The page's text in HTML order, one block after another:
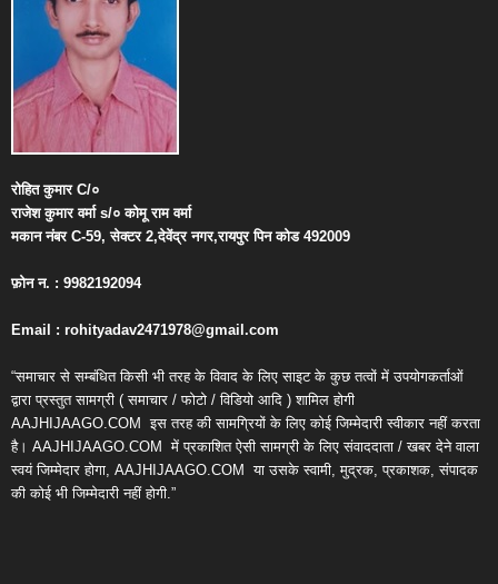
रोहित कुमारC/०
राजेश कुमार वर्माs/० कोमू राम वर्मा
मकान नंबरC-59,सेक्टर2,देवेंद्र नगर,रायपुर पिन कोड492009
फ़ोन न. : 9982192094
Email : rohityadav2471978@gmail.com
“समाचार से सम्बंधित किसी भी तरह के विवाद के लिए साइट के कुछ तत्वों में उपयोगकर्ताओं
द्वारा प्रस्तुत सामग्री ( समाचार / फोटो / विडियो आदि ) शामिल होगी
AAJHIJAAGO.COM इस तरह की सामग्रियों के लिए कोई जिम्मेदारी स्वीकार नहीं करता
है। AAJHIJAAGO.COM में प्रकाशित ऐसी सामग्री के लिए संवाददाता / खबर देने वाला
स्वयं जिम्मेदार होगा, AAJHIJAAGO.COM या उसके स्वामी, मुद्रक, प्रकाशक, संपादक
की कोई भी जिम्मेदारी नहीं होगी.”